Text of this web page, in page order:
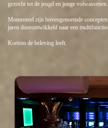
gezocht tot de jeugd en jonge
Momenteel zijn bovengenoemde
jaren doorontwikkeld naar een
Kortom de beleving leeft.